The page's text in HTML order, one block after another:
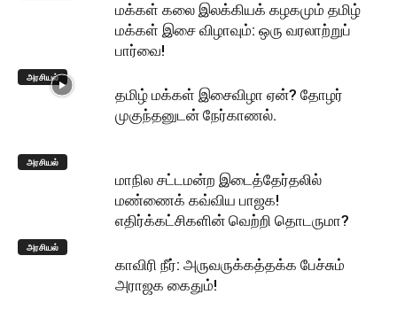
மக்கள் கலை இலக்கியக் கழகமும் தமிழ்
மக்கள் இசை விழாவும்: ஒரு வரலாற்றுப்
பார்வை!
அரசியல்
தமிழ் மக்கள் இசைவிழா ஏன்? தோழர்
முகுந்தனுடன் நேர்காணல்.
அரசியல்
மாநில சட்டமன்ற இடைத்தேர்தலில்
மண்ணைக் கவ்விய பாஜக!
எதிர்க்கட்சிகளின் வெற்றி தொடருமா?
அரசியல்
காவிரி நீர்: அருவருக்கத்தக்க பேச்சும்
அராஜக கைதும்!